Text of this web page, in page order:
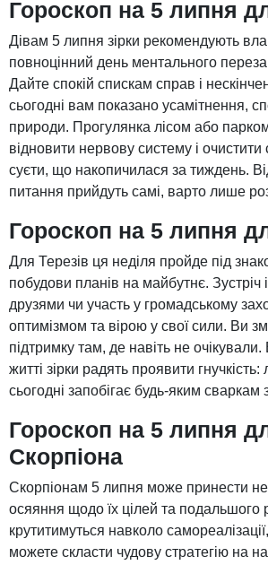
Гороскоп на 5 липня
Дівам 5 липня зірки рекомендують
повноцінний день ментального
Дайте спокій спискам справ і
сьогодні вам показано усамітнення,
природи. Прогулянка лісом або
відновити нервову систему і очистити
суєти, що накопичилася за тиждень.
питання прийдуть самі, варто лише
Гороскоп на 5 липня
Для Терезів ця неділя пройде під
побудови планів на майбутнє. Зустріч
друзями чи участь у громадському
оптимізмом та вірою у свої сили. Ви
підтримку там, де навіть не
житті зірки радять проявити
сьогодні запобігає будь-яким сваркам
Гороскоп на 5 липня
Скорпіона
Скорпіонам 5 липня може принести
осяяння щодо їх цілей та подальшого
крутитимуться навколо
можете скласти чудову стратегію на